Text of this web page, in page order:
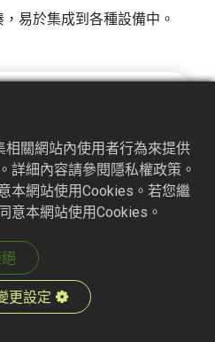
易於集成到各種設備中。
推拉式電磁鐵
關網站內使用者行為來提供
詳細內容請參閱隱私權政策。
本網站使用Cookies。若您繼
意本網站使用Cookies。
更設定